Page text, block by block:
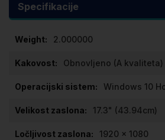
Specifikacije
2.000000
Obnovljeno (A kvaliteta)
Windows 10
17.3" (43.94cm)
1920 x 1080